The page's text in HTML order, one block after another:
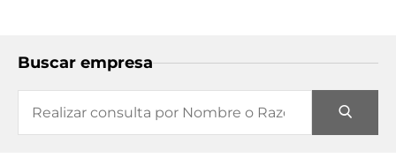
Buscar empresa